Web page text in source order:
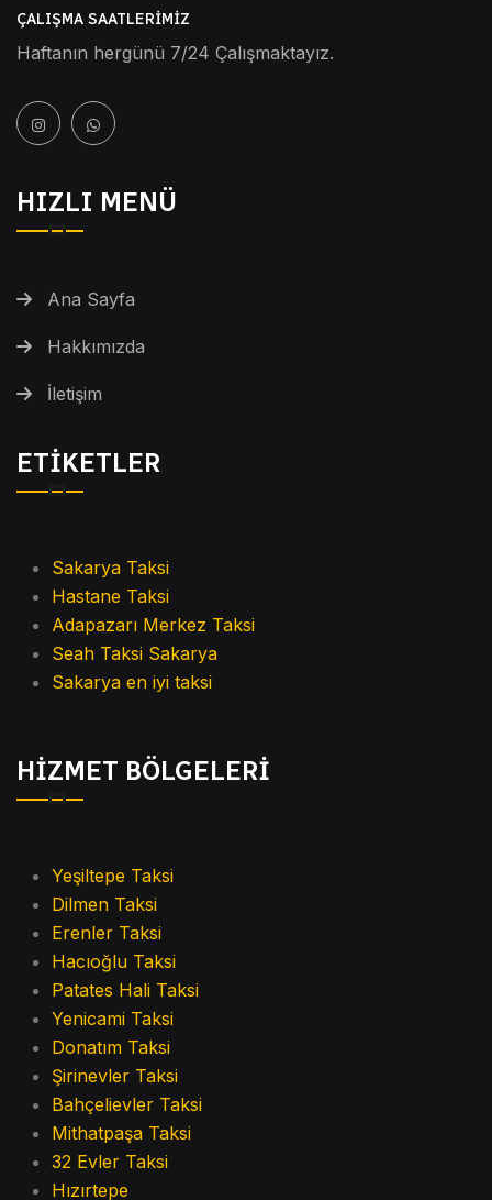
ÇALIŞMA SAATLERIMIZ
Haftanın hergünü 7/24 Çalışmaktayız.
HIZLI MENÜ
Ana Sayfa
Hakkımızda
İletişim
ETIKETLER
Sakarya Taksi
Hastane Taksi
Adapazarı Merkez Taksi
Seah Taksi Sakarya
Sakarya en iyi taksi
HİZMET BÖLGELERİ
Yeşiltepe Taksi
Dilmen Taksi
Erenler Taksi
Hacıoğlu Taksi
Patates Hali Taksi
Yenicami Taksi
Donatım Taksi
Şirinevler Taksi
Bahçelievler Taksi
Mithatpaşa Taksi
32 Evler Taksi
Hızırtepe